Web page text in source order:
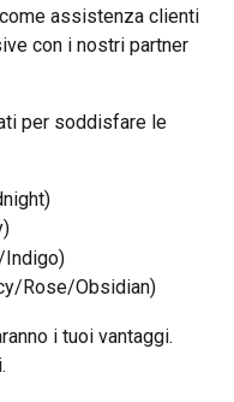
assistenza clienti
con i nostri partner
per soddisfare le
Indigo)
Rose/Obsidian)
i tuoi vantaggi.